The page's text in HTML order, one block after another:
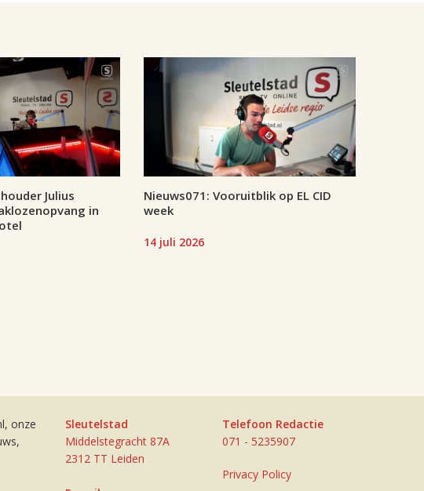
Julius
in
Nieuws071: Vooruitblik op EL CID
week
14 juli 2026
onze
Sleutelstad
Middelstegracht 87A
2312 TT Leiden
Telefoon Redactie
071 - 5235907
Privacy Policy